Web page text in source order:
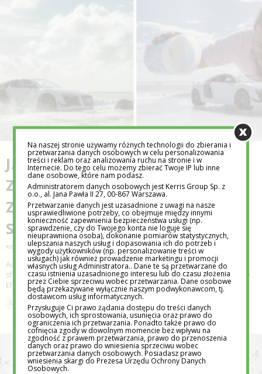
JAK OSZUKUJĄ NAS REKLAMY?
ZOBACZ NIETYPOWĄ SESJĘ
ZNANEJ MARKI
SAMOCHODOWEJ
REDAKCJA EDUTORIAL.PL 28 PAŹ 2016
Audi poprosiło znanego fotografa Felixa Hernandeza Rodrigueza o
sfotografowanie sportowego samochodu R8 wartego 160 000 dolarów.
Efekty sesji są oszałamiające i...
LIFESTYLE
Na naszej stronie używamy różnych technologii do zbierania i
przetwarzania danych osobowych w celu personalizowania
treści i reklam oraz analizowania ruchu na stronie i w
Internecie. Do tego celu możemy zbierać Twoje IP lub inne
dane osobowe, które nam podasz.
Administratorem danych osobowych jest Kerris Group Sp. z
o.o., al. Jana Pawła II 27, 00-867 Warszawa.
Przetwarzanie danych jest uzasadnione z uwagi na nasze
usprawiedliwione potrzeby, co obejmuje między innymi
konieczność zapewnienia bezpieczeństwa usługi (np.
sprawdzenie, czy do Twojego konta nie loguje się
nieuprawniona osoba), dokonanie pomiarów statystycznych,
ulepszania naszych usług i dopasowania ich do potrzeb i
wygody użytkowników (np. personalizowanie treści w
usługach) jak również prowadzenie marketingu i promocji
własnych usług Administratora.. Dane te są przetwarzane do
czasu istnienia uzasadnionego interesu lub do czasu złożenia
przez Ciebie sprzeciwu wobec przetwarzania. Dane osobowe
będą przekazywane wyłącznie naszym podwykonawcom, tj.
dostawcom usług informatycznych.
Przysługuje Ci prawo żądania dostępu do treści danych
osobowych, ich sprostowania, usunięcia oraz prawo do
ograniczenia ich przetwarzania. Ponadto także prawo do
cofnięcia zgody w dowolnym momencie bez wpływu na
zgodność z prawem przetwarzania, prawo do przenoszenia
danych oraz prawo do wniesienia sprzeciwu wobec
przetwarzania danych osobowych. Posiadasz prawo
wniesienia skargi do Prezesa Urzędu Ochrony Danych
Osobowych.